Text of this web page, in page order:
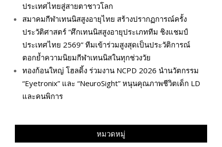
ประเทศไทยสู่สายตาชาวโลก
สมาคมกีฬาเทนนิสสูงอายุไทย สร้างปรากฏการณ์ครั้ง
ประวัติศาสตร์ “ศึกเทนนิสสูงอายุประเภททีม ชิงแชมป์
ประเทศไทย 2569” ทีมเข้าร่วมสูงสุดเป็นประวัติการณ์
ตอกย้ำความนิยมกีฬาเทนนิสในทุกช่วงวัย
ทองก้อนใหญ่ โฮลดิ้ง ร่วมงาน NCPD 2026 นำนวัตกรรม
“Eyetronix” และ “NeuroSight” หนุนคุณภาพชีวิตเด็ก LD
และคนพิการ
หมวดหมู่